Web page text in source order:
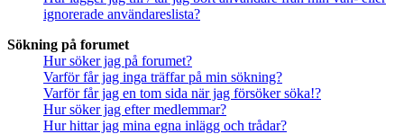
ignorerade användareslista?
Sökning på forumet
Hur söker jag på forumet?
Varför får jag inga träffar på min sökning?
Varför får jag en tom sida när jag försöker söka!?
Hur söker jag efter medlemmar?
Hur hittar jag mina egna inlägg och trådar?